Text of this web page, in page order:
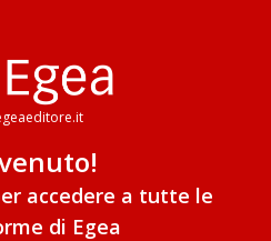
accedere a tutte le
di Egea